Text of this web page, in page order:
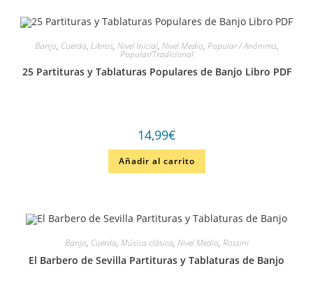
Banjo, Cuerda, Libros, Nivel Inicial, Nivel Medio, Popular / Anónimo,
Popular/Tradicional
25 Partituras y Tablaturas Populares de Banjo Libro PDF
14,99€
Añadir al carrito
Banjo, Cuerda, Música clásica, Nivel Medio, Rossini
El Barbero de Sevilla Partituras y Tablaturas de Banjo